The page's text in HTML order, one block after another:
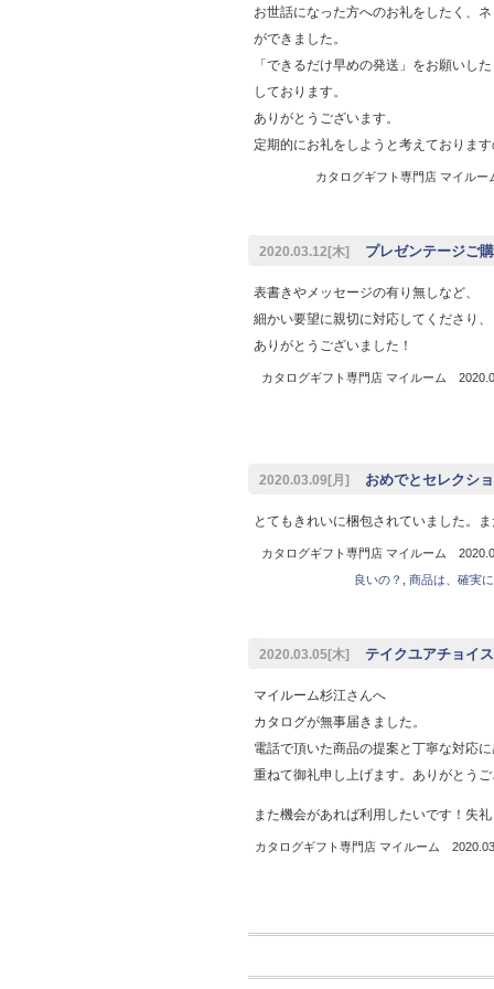
お世話になった方へのお礼をしたく、
ができました。
「できるだけ早めの発送」をお願いし
しております。
ありがとうございます。
定期的にお礼をしようと考えておりま
カタログギフト専門店 マイル
2020.03.12[木] プレゼンテージ
表書きやメッセージの有り無しなど、
細かい要望に親切に対応してくださり、
ありがとうございました！
カタログギフト専門店 マイルーム
2020.03.09[月] おめでとセレクシ
とてもきれいに梱包されていました。
カタログギフト専門店 マイルーム
良いの？
商品は、確実
2020.03.05[木] テイクユアチョイ
マイルーム杉江さんへ
カタログが無事届きました。
電話で頂いた商品の提案と丁寧な対応
重ねて御礼申し上げます。ありがとう
また機会があれば利用したいです！失
カタログギフト専門店 マイルーム